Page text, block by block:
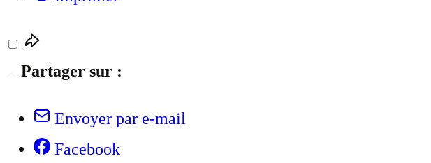
Partager sur :
Envoyer par e-mail
Facebook